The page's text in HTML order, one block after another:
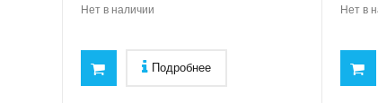
Нет в наличии
Подробнее
Нет в